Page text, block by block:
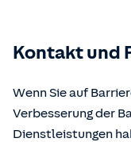
Kontakt und
Wenn Sie auf
Verbesserung der
Dienstleistungen